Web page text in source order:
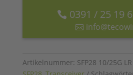
0391 / 25 19
Artikelnummer: SFP28 10/25G LR